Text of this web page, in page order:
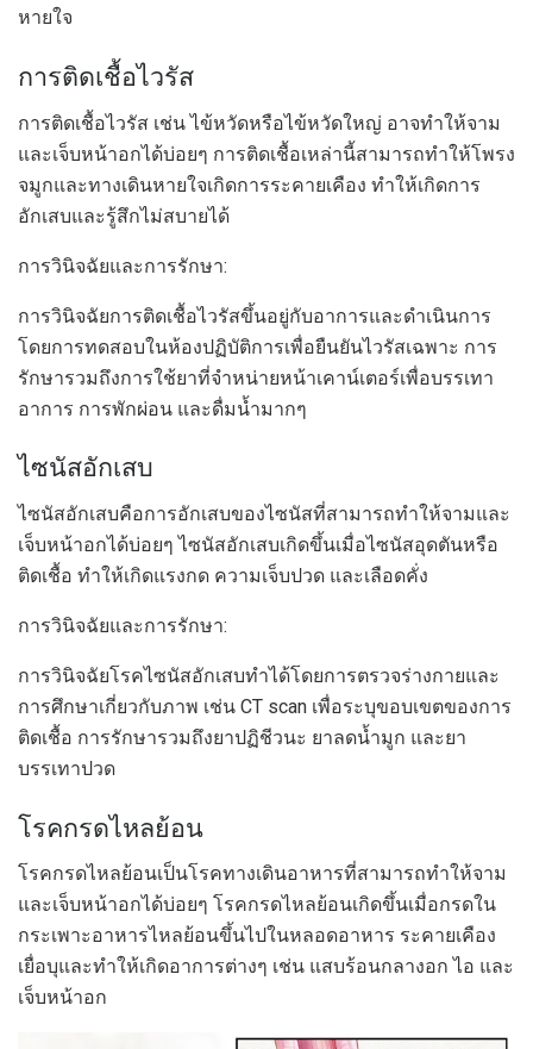
หายใจ
การติดเชื้อไวรัส
การติดเชื้อไวรัส เช่น ไข้หวัดหรือไข้หวัดใหญ่ อาจทำให้จาม
และเจ็บหน้าอกได้บ่อยๆ การติดเชื้อเหล่านี้สามารถทำให้โพรง
จมูกและทางเดินหายใจเกิดการระคายเคือง ทำให้เกิดการ
อักเสบและรู้สึกไม่สบายได้
การวินิจฉัยและการรักษา:
การวินิจฉัยการติดเชื้อไวรัสขึ้นอยู่กับอาการและดำเนินการ
โดยการทดสอบในห้องปฏิบัติการเพื่อยืนยันไวรัสเฉพาะ การ
รักษารวมถึงการใช้ยาที่จำหน่ายหน้าเคาน์เตอร์เพื่อบรรเทา
อาการ การพักผ่อน และดื่มน้ำมากๆ
ไซนัสอักเสบ
ไซนัสอักเสบคือการอักเสบของไซนัสที่สามารถทำให้จามและ
เจ็บหน้าอกได้บ่อยๆ ไซนัสอักเสบเกิดขึ้นเมื่อไซนัสอุดตันหรือ
ติดเชื้อ ทำให้เกิดแรงกด ความเจ็บปวด และเลือดคั่ง
การวินิจฉัยและการรักษา:
การวินิจฉัยโรคไซนัสอักเสบทำได้โดยการตรวจร่างกายและ
การศึกษาเกี่ยวกับภาพ เช่น CT scan เพื่อระบุขอบเขตของการ
ติดเชื้อ การรักษารวมถึงยาปฏิชีวนะ ยาลดน้ำมูก และยา
บรรเทาปวด
โรคกรดไหลย้อน
โรคกรดไหลย้อนเป็นโรคทางเดินอาหารที่สามารถทำให้จาม
และเจ็บหน้าอกได้บ่อยๆ โรคกรดไหลย้อนเกิดขึ้นเมื่อกรดใน
กระเพาะอาหารไหลย้อนขึ้นไปในหลอดอาหาร ระคายเคือง
เยื่อบุและทำให้เกิดอาการต่างๆ เช่น แสบร้อนกลางอก ไอ และ
เจ็บหน้าอก